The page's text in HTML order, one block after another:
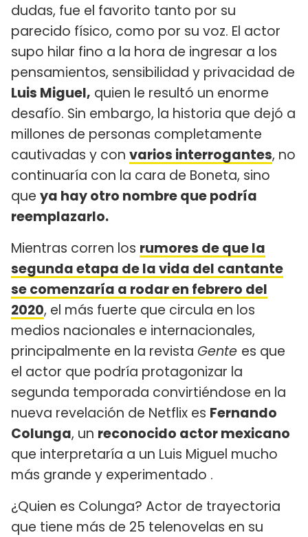
dudas, fue el favorito tanto por su
parecido físico, como por su voz. El actor
supo hilar fino a la hora de ingresar a los
pensamientos, sensibilidad y privacidad de
Luis Miguel, quien le resultó un enorme
desafío. Sin embargo, la historia que dejó a
millones de personas completamente
cautivadas y con varios interrogantes, no
continuaría con la cara de Boneta, sino
que ya hay otro nombre que podría
reemplazarlo.
Mientras corren los rumores de que la
segunda etapa de la vida del cantante
se comenzaría a rodar en febrero del
2020, el más fuerte que circula en los
medios nacionales e internacionales,
principalmente en la revista Gente es que
el actor que podría protagonizar la
segunda temporada convirtiéndose en la
nueva revelación de Netflix es Fernando
Colunga, un reconocido actor mexicano
que interpretaría a un Luis Miguel mucho
más grande y experimentado .
¿Quien es Colunga? Actor de trayectoria
que tiene más de 25 telenovelas en su